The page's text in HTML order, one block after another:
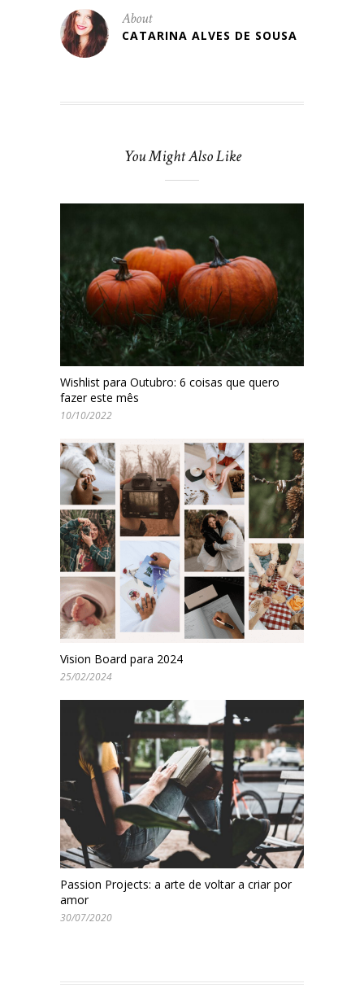
About
CATARINA ALVES DE SOUSA
You Might Also Like
Wishlist para Outubro: 6 coisas que quero
fazer este mês
10/10/2022
Vision Board para 2024
25/02/2024
Passion Projects: a arte de voltar a criar por
amor
30/07/2020